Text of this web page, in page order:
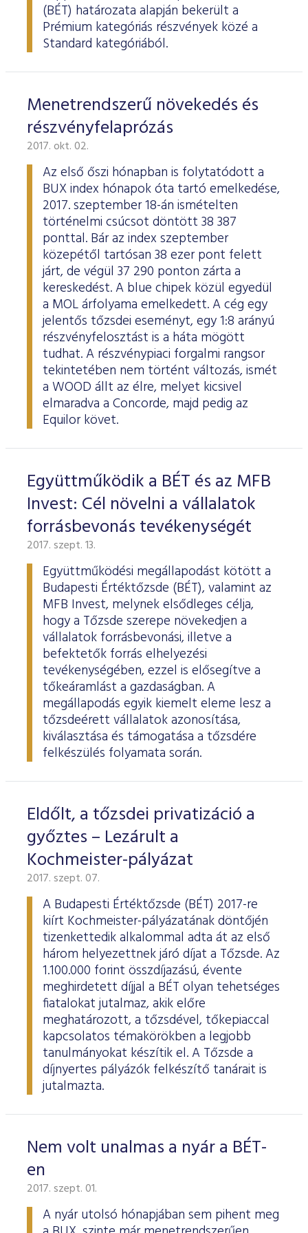
ESG Útmutató
(BÉT) határozata alapján bekerült a
Prémium kategóriás részvények közé a
Standard kategóriából.
Menetrendszerű növekedés és
részvényfelaprózás
2017. okt. 02.
Az első őszi hónapban is folytatódott a
BUX index hónapok óta tartó emelkedése,
2017. szeptember 18-án ismételten
történelmi csúcsot döntött 38 387
ponttal. Bár az index szeptember
közepétől tartósan 38 ezer pont felett
járt, de végül 37 290 ponton zárta a
kereskedést. A blue chipek közül egyedül
a MOL árfolyama emelkedett. A cég egy
jelentős tőzsdei eseményt, egy 1:8 arányú
részvényfelosztást is a háta mögött
tudhat. A részvénypiaci forgalmi rangsor
tekintetében nem történt változás, ismét
a WOOD állt az élre, melyet kicsivel
elmaradva a Concorde, majd pedig az
Equilor követ.
Együttműködik a BÉT és az MFB
Invest: Cél növelni a vállalatok
forrásbevonás tevékenységét
2017. szept. 13.
Együttműködési megállapodást kötött a
Budapesti Értéktőzsde (BÉT), valamint az
MFB Invest, melynek elsődleges célja,
hogy a Tőzsde szerepe növekedjen a
vállalatok forrásbevonási, illetve a
befektetők forrás elhelyezési
tevékenységében, ezzel is elősegítve a
tőkeáramlást a gazdaságban. A
megállapodás egyik kiemelt eleme lesz a
tőzsdeérett vállalatok azonosítása,
kiválasztása és támogatása a tőzsdére
felkészülés folyamata során.
Eldőlt, a tőzsdei privatizáció a
győztes – Lezárult a
Kochmeister-pályázat
2017. szept. 07.
A Budapesti Értéktőzsde (BÉT) 2017-re
kiírt Kochmeister-pályázatának döntőjén
tizenkettedik alkalommal adta át az első
három helyezettnek járó díjat a Tőzsde. Az
1.100.000 forint összdíjazású, évente
meghirdetett díjjal a BÉT olyan tehetséges
fiatalokat jutalmaz, akik előre
meghatározott, a tőzsdével, tőkepiaccal
kapcsolatos témakörökben a legjobb
tanulmányokat készítik el. A Tőzsde a
díjnyertes pályázók felkészítő tanárait is
jutalmazta.
Nem volt unalmas a nyár a BÉT-
en
2017. szept. 01.
A nyár utolsó hónapjában sem pihent meg